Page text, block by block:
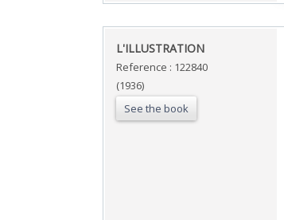
‎L'ILLUSTRATION ‎
Reference : 122840
(1936)
See the book